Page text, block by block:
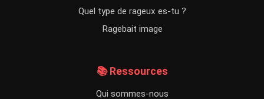
Quel type de rageux es-tu ?
Ragebait image
📚 Ressources
Qui sommes-nous